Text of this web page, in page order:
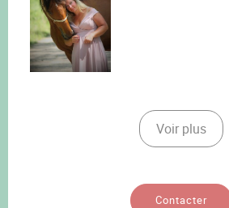
Voir plus
Contacter